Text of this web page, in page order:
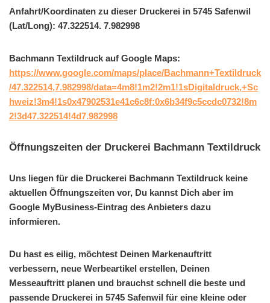
Anfahrt/Koordinaten zu dieser Druckerei in 5745 Safenwil
(Lat/Long): 47.322514. 7.982998
Bachmann Textildruck auf Google Maps:
https://www.google.com/maps/place/Bachmann+Textildruck
/47.322514,7.982998/data=4m8!1m2!2m1!1sDigitaldruck,+Sc
hweiz!3m4!1s0x47902531e41c6c8f:0x6b34f9c5ccdc0732!8m
2!3d47.322514!4d7.982998
Öffnungszeiten der Druckerei Bachmann Textildruck
Uns liegen für die Druckerei Bachmann Textildruck keine
aktuellen Öffnungszeiten vor, Du kannst Dich aber im
Google MyBusiness-Eintrag des Anbieters dazu
informieren.
Du hast es eilig, möchtest Deinen Markenauftritt
verbessern, neue Werbeartikel erstellen, Deinen
Messeauftritt planen und brauchst schnell die beste und
passende Druckerei in 5745 Safenwil für eine kleine oder